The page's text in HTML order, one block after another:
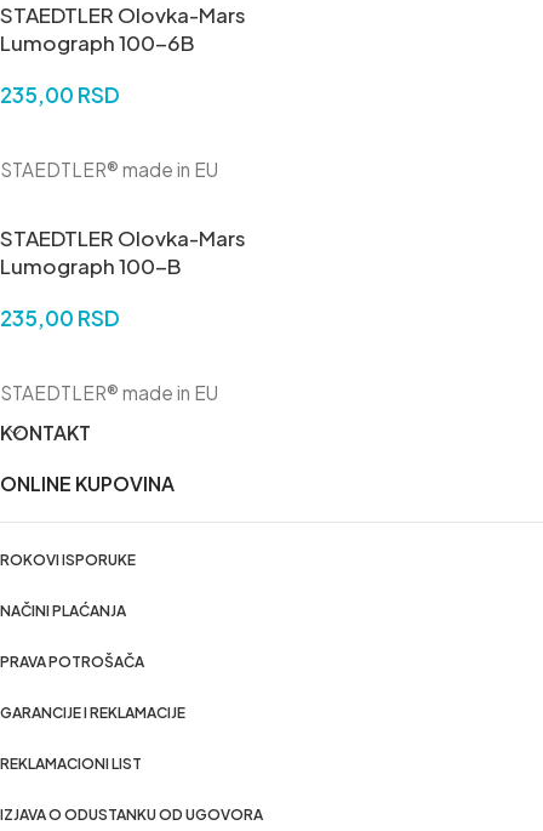
STAEDTLER Olovka-Mars
Lumograph 100-6B
235,00 RSD
STAEDTLER® made in EU
STAEDTLER Olovka-Mars
Lumograph 100-B
235,00 RSD
STAEDTLER® made in EU
KONTAKT
ONLINE KUPOVINA
ROKOVI ISPORUKE
NAČINI PLAĆANJA
PRAVA POTROŠAČA
GARANCIJE I REKLAMACIJE
REKLAMACIONI LIST
IZJAVA O ODUSTANKU OD UGOVORA